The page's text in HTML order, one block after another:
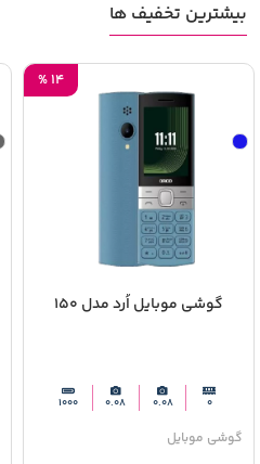
بیشترین تخفیف ها
گوشی موبایل اُرد مدل 150
0
0.08
0.08
1000
گوشی موبایل
14
%